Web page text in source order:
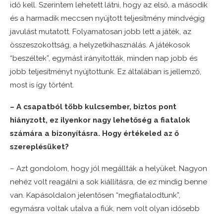
idő kell. Szerintem lehetett látni, hogy az első, a második
és a harmadik meccsen nyújtott teljesítmény mindvégig
javulást mutatott. Folyamatosan jobb lett a játék, az
összeszokottság, a helyzetkihasználás. A játékosok
“beszéltek”, egymást irányították, minden nap jobb és
jobb teljesítményt nyújtottunk. Ez általában is jellemző,
most is így történt.
– A csapatból több kulcsember, biztos pont
hiányzott, ez ilyenkor nagy lehetőség a fiatalok
számára a bizonyításra. Hogy értékeled az ő
szereplésüket?
– Azt gondolom, hogy jól megállták a helyüket. Nagyon
nehéz volt reagálni a sok kiállításra, de ez mindig benne
van. Kapásoldalon jelentősen “megfiatalodtunk”,
egymásra voltak utalva a fiúk, nem volt olyan idősebb